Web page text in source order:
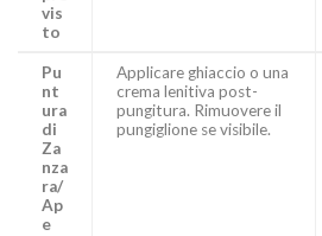
vis
to
Pu
nt
ura
di
Za
nza
ra/
Ap
e
Applicare ghiaccio o una
crema lenitiva post-
pungitura. Rimuovere il
pungiglione se visibile.